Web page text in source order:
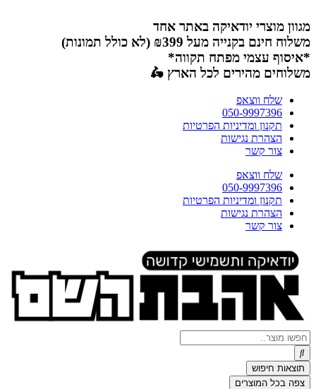
לתוכן
מגוון מוצרי יודאיקה באתר אחד
משלוח חינם בקנייה מעל ₪399 (לא כולל תמונות)
*איסוף עצמי מפתח תקווה*
משלוחים מהירים לכל הארץ 🛵
שלח ווצאפ
050-9997396
תקנון ומדיניות הפרטיות
הצהרת נגישות
צור קשר
שלח ווצאפ
050-9997396
תקנון ומדיניות הפרטיות
הצהרת נגישות
צור קשר
Search
...
תוצאות חיפוש
צפה בכל המוצרים